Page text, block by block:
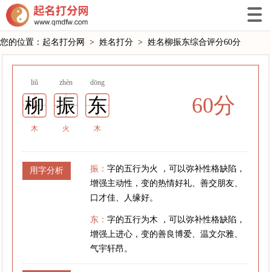
您的位置： 起名打分网 > 姓名打分 > 姓名柳振东综合评分60分
liǔ zhèn dōng
柳 振 东
木 火 木
60分
用字分析 振：字的五行为火 ，可以弥补性格缺陷，
增强主动性，变的热情好礼、善交朋友、
口才佳、人缘好。
东：字的五行为木 ，可以弥补性格缺陷，
增强上进心，变的善良博爱、温文尔雅、
气宇轩昂。